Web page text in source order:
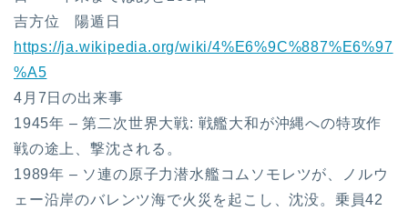
吉方位 陽遁日
https://ja.wikipedia.org/wiki/4%E6%9C%887%E6%97
%A5
4月7日の出来事
1945年 – 第二次世界大戦: 戦艦大和が沖縄への特攻作
戦の途上、撃沈される。
1989年 – ソ連の原子力潜水艦コムソモレツが、ノルウ
ェー沿岸のバレンツ海で火災を起こし、沈没。乗員42